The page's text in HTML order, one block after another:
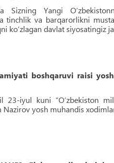
Sizning Yangi
tinchlik va barqarorlikni
ko‘zlagan davlat siyosatingiz
boshqaruvi raisi
23-iyul kuni “O‘zbekiston
Nazirov yosh muhandis